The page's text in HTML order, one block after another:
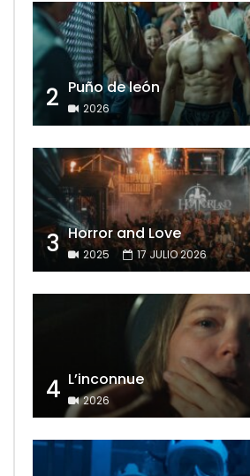
2 Puño de león
2026
3 Horror and Love
2025 17 JULIO 2026
4 L’inconnue
2026